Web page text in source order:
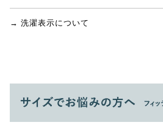
→ 洗濯表示について